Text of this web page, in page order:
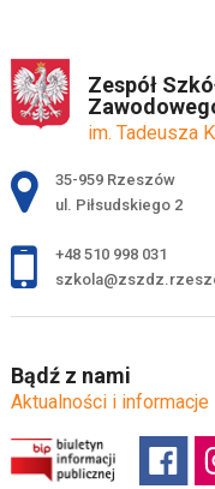
Zespół
im. Tadeusza
Adres pocztowy:
35-959 Rzeszów
ul. Piłsudskiego 2
+48 510 998 031
Bądź z nami
Aktualności i informacje